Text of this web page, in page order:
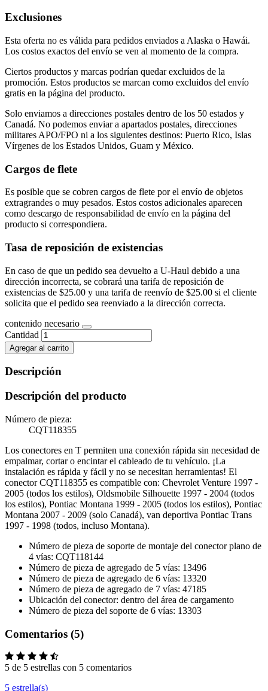
Exclusiones
Esta oferta no es válida para pedidos enviados a Alaska o Hawái.
Los costos exactos del envío se ven al momento de la compra.
Ciertos productos y marcas podrían quedar excluidos de la
promoción. Estos productos se marcan como excluidos del envío
gratis en la página del producto.
Solo enviamos a direcciones postales dentro de los 50 estados y
Canadá. No podemos enviar a apartados postales, direcciones
militares APO/FPO ni a los siguientes destinos: Puerto Rico, Islas
Vírgenes de los Estados Unidos, Guam y México.
Cargos de flete
Es posible que se cobren cargos de flete por el envío de objetos
extragrandes o muy pesados. Estos costos adicionales aparecen
como descargo de responsabilidad de envío en la página del
producto si correspondiera.
Tasa de reposición de existencias
En caso de que un pedido sea devuelto a U-Haul debido a una
dirección incorrecta, se cobrará una tarifa de reposición de
existencias de $25.00 y una tarifa de reenvío de $25.00 si el cliente
solicita que el pedido sea reenviado a la dirección correcta.
contenido necesario
Cantidad
Agregar al carrito
Descripción
Descripción del producto
Número de pieza:
CQT118355
Los conectores en T permiten una conexión rápida sin necesidad de
empalmar, cortar o encintar el cableado de tu vehículo. ¡La
instalación es rápida y fácil y no se necesitan herramientas! El
conector CQT118355 es compatible con: Chevrolet Venture 1997 -
2005 (todos los estilos), Oldsmobile Silhouette 1997 - 2004 (todos
los estilos), Pontiac Montana 1999 - 2005 (todos los estilos), Pontiac
Montana 2007 - 2009 (solo Canadá), van deportiva Pontiac Trans
1997 - 1998 (todos, incluso Montana).
Número de pieza de soporte de montaje del conector plano de
4 vías: CQT118144
Número de pieza de agregado de 5 vías: 13496
Número de pieza de agregado de 6 vías: 13320
Número de pieza de agregado de 7 vías: 47185
Ubicación del conector: dentro del área de cargamento
Número de pieza del soporte de 6 vías: 13303
Comentarios (5)
5 de 5 estrellas con 5 comentarios
5 estrella(s)